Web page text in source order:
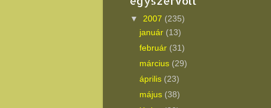
▼ 2007 (235)
január (13)
február (31)
március (29)
április (23)
május (38)